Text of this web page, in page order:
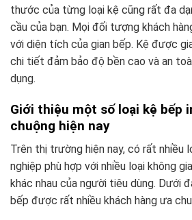
thước của từng loại kệ cũng rất đa
cầu của bạn. Mọi đối tượng khách
với diện tích của gian bếp. Kệ được
chi tiết đảm bảo độ bền cao và an
dụng.
Giới thiệu một số loại kệ bếp
chuộng hiện nay
Trên thị trường hiện nay, có rất nhiều
nghiệp phù hợp với nhiều loại không
khác nhau của người tiêu dùng. Dưới
bếp được rất nhiều khách hàng ưa